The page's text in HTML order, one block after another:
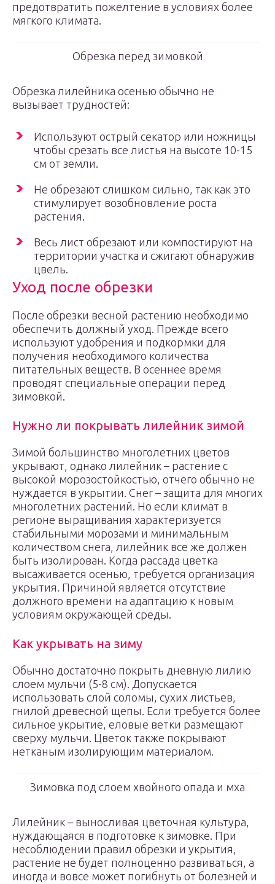
предотвратить пожелтение в условиях более
мягкого климата.
Обрезка перед зимовкой
Обрезка лилейника осенью обычно не
вызывает трудностей:
Используют острый секатор или ножницы
чтобы срезать все листья на высоте 10-15
см от земли.
Не обрезают слишком сильно, так как это
стимулирует возобновление роста
растения.
Весь лист обрезают или компостируют на
территории участка и сжигают обнаружив
цвель.
Уход после обрезки
После обрезки весной растению необходимо
обеспечить должный уход. Прежде всего
используют удобрения и подкормки для
получения необходимого количества
питательных веществ. В осеннее время
проводят специальные операции перед
зимовкой.
Нужно ли покрывать лилейник зимой
Зимой большинство многолетних цветов
укрывают, однако лилейник – растение с
высокой морозостойкостью, отчего обычно не
нуждается в укрытии. Снег – защита для многих
многолетних растений. Но если климат в
регионе выращивания характеризуется
стабильными морозами и минимальным
количеством снега, лилейник все же должен
быть изолирован. Когда рассада цветка
высаживается осенью, требуется организация
укрытия. Причиной является отсутствие
должного времени на адаптацию к новым
условиям окружающей среды.
Как укрывать на зиму
Обычно достаточно покрыть дневную лилию
слоем мульчи (5-8 см). Допускается
использовать слой соломы, сухих листьев,
гнилой древесной щепы. Если требуется более
сильное укрытие, еловые ветки размещают
сверху мульчи. Цветок также покрывают
нетканым изолирующим материалом.
Зимовка под слоем хвойного опада и мха
Лилейник – выносливая цветочная культура,
нуждающаяся в подготовке к зимовке. При
несоблюдении правил обрезки и укрытия,
растение не будет полноценно развиваться, а
иногда и вовсе может погибнуть от болезней и